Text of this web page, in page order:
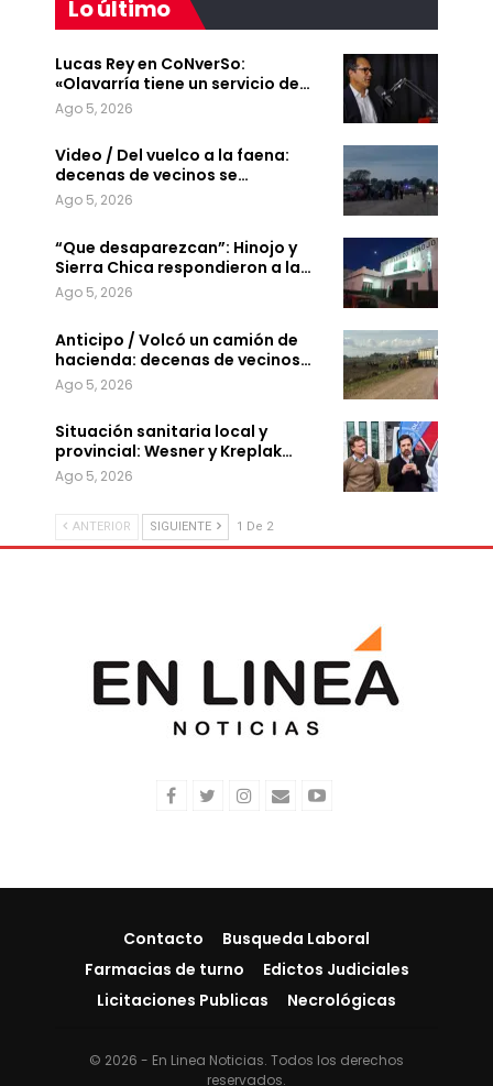
Lo último
Lucas Rey en CoNverSo:
«Olavarría tiene un servicio de…
Ago 5, 2026
Video / Del vuelco a la faena:
decenas de vecinos se…
Ago 5, 2026
“Que desaparezcan”: Hinojo y
Sierra Chica respondieron a la…
Ago 5, 2026
Anticipo / Volcó un camión de
hacienda: decenas de vecinos…
Ago 5, 2026
Situación sanitaria local y
provincial: Wesner y Kreplak…
Ago 5, 2026
ANTERIOR SIGUIENTE 1 De 2
Contacto
Busqueda Laboral
Farmacias de turno
Edictos Judiciales
Licitaciones Publicas
Necrológicas
© 2026 - En Linea Noticias. Todos los derechos
reservados.